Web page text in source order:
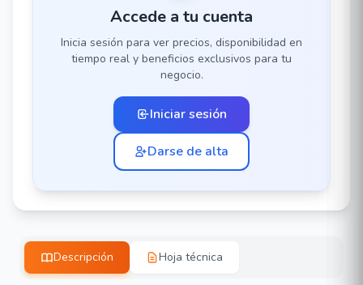
Accede a tu cuenta
Inicia sesión para ver precios, disponibilidad en
tiempo real y beneficios exclusivos para tu
negocio.
Iniciar sesión
Darse de alta
Descripción Hoja técnica